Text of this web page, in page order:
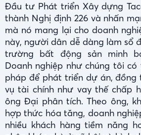
Đầu tư Phát triển Xây dựng
thành Nghị định 226 và nhấn
mà nó mang lại cho doanh
này, người dân dễ dàng làm sổ
trường bất động sản minh
Doanh nghiệp như chúng tôi
pháp để phát triển dự án, đồng
vụ tài chính như vay thế chấp
ông Đại phân tích. Theo ông,
hợp thức hóa tăng, doanh
nhiều khách hàng tiềm năng